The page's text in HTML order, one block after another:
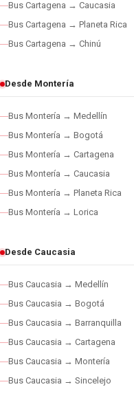
Bus Cartagena → Caucasia
Bus Cartagena → Planeta Rica
Bus Cartagena → Chinú
Desde Montería
Bus Montería → Medellín
Bus Montería → Bogotá
Bus Montería → Cartagena
Bus Montería → Caucasia
Bus Montería → Planeta Rica
Bus Montería → Lorica
Desde Caucasia
Bus Caucasia → Medellín
Bus Caucasia → Bogotá
Bus Caucasia → Barranquilla
Bus Caucasia → Cartagena
Bus Caucasia → Montería
Bus Caucasia → Sincelejo